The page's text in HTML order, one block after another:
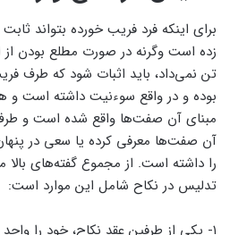
برای اینکه فرد فریب خورده بتواند
زده است وگرنه در صورت مطلع بودن
تن نمی‌داد، باید اثبات شود که طرف
بوده و در واقع سوءنیت داشته است و
مبنای آن صفت‌ها واقع شده است و
آن صفت‌ها معرفی کرده یا سعی در
را داشته است. از مجموع گفته‌های بالا
تدلیس در نکاح شامل این موارد است:
۱- یکی از طرفین عقد نکاح، خود را